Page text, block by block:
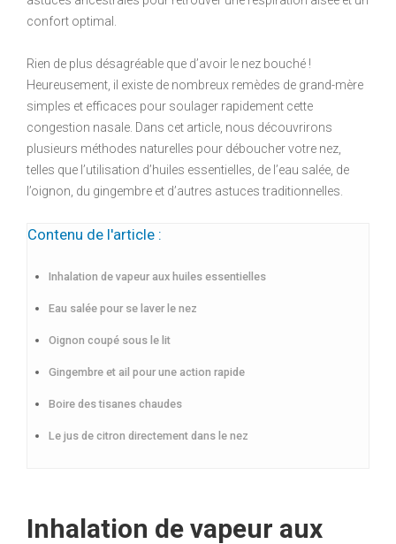
confort optimal.
Rien de plus désagréable que d’avoir le nez bouché !
Heureusement, il existe de nombreux remèdes de grand-mère
simples et efficaces pour soulager rapidement cette
congestion nasale. Dans cet article, nous découvrirons
plusieurs méthodes naturelles pour déboucher votre nez,
telles que l’utilisation d’huiles essentielles, de l’eau salée, de
l’oignon, du gingembre et d’autres astuces traditionnelles.
Contenu de l'article :
Inhalation de vapeur aux huiles essentielles
Eau salée pour se laver le nez
Oignon coupé sous le lit
Gingembre et ail pour une action rapide
Boire des tisanes chaudes
Le jus de citron directement dans le nez
Inhalation de vapeur aux